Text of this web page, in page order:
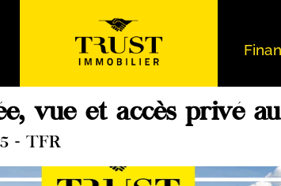
vue et accès privé
- TFR